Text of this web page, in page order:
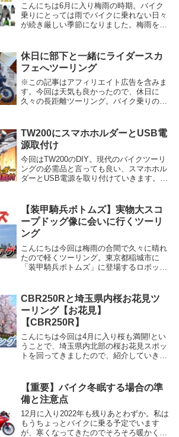
こんにちは6月に入り梅雨の時期。バイク
乗りにとっては雨でバイクに乗れない日々
が続き厳しい季節になりました。梅雨を過
適にバイクに乗るための快適装備をワーク
マンで探して...
休日に部下と一緒にライダースカ
フェへツーリング
※この記事はアフィリエイト広告を含みま
す。今回は天気も良かったので、休日に
久々の長距離ツーリング。バイク乗りの部
えずマックで待ち合わせとりあえず合流の
ために行き先の...
TW200にスマホホルダーとUSB電
源取付け
今回はTW200のDIY。現代のバイクツーリ
ングの必需品と言っても良い、スマホホル
ダーとUSB電源を取り付けていきます。1
ンクを外していきます。TWのシートはボ
ル...
【装甲騎兵ボトムズ】実物大スコ
ープドッグ像に会いに行くツーリ
ング
こんにちは今回は梅雨の合間で久々に晴れ
たので軽くツーリング。東京都稲城市に
「装甲騎兵ボトムズ」に登場するロボッ
その内容についてお話していこうと思いま
す。今回の内容は...
CBR250Rと埼玉県内桜お花見ツ
ーリング【お花見】
【CBR250R】
こんにちは今回は4月に入り桜も満開!とい
うことで、埼玉県内北部の桜お花見スポッ
トを回ってきましたので、紹介していきた
いという方は、是非今回の記事を参考にし
ていただけれ...
【重要】バイク冬眠する場合の準
備と注意点
12月に入り2022年も残りあとわずか。私は
もうちょっとバイクに乗る予定でいます
が、寒くなってきたのでそろそろ暖かくな